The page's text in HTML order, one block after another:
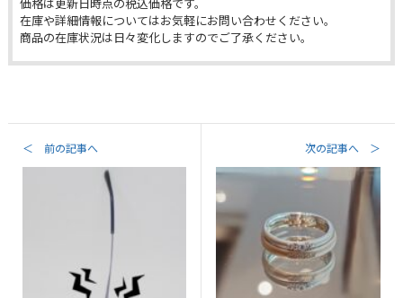
価格は更新日時点の税込価格です。
在庫や詳細情報についてはお気軽にお問い合わせください。
商品の在庫状況は日々変化しますのでご了承ください。
＜ 前の記事へ 次の記事へ ＞